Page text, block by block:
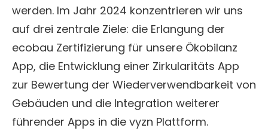
werden. Im Jahr 2024 konzentrieren wir uns
auf drei zentrale Ziele: die Erlangung der
ecobau Zertifizierung für unsere Ökobilanz
App, die Entwicklung einer Zirkularitäts App
zur Bewertung der Wiederverwendbarkeit von
Gebäuden und die Integration weiterer
führender Apps in die vyzn Plattform.